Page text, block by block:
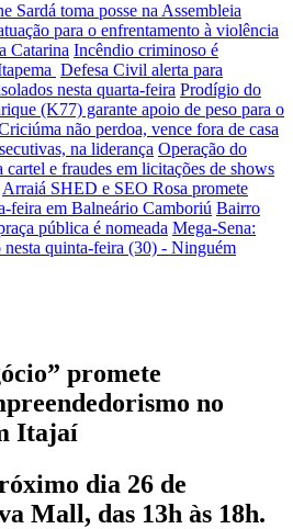
Sardá toma posse na Assembleia
para o enfrentamento à violência
Catarina Incêndio criminoso é
Defesa Civil alerta para
nesta quarta-feira Prodígio do
(K77) garante apoio de peso para o
não perdoa, vence fora de casa
na liderança Operação do
e fraudes em licitações de shows
Arraiá SHED e SEO Rosa promete
feira em Balneário Camboriú Bairro
pública é nomeada Mega-Sena:
quinta-feira (30) - Ninguém
promete
no
Itajaí
dia 26 de
Mall, das 13h às 18h.